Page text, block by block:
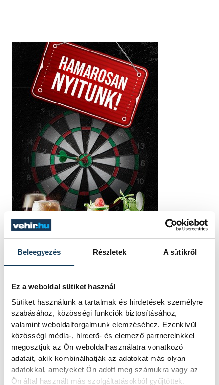
Beleegyezés Részletek A sütikről
Ez a weboldal sütiket használ
Sütiket használunk a tartalmak és hirdetések személyre
szabásához, közösségi funkciók biztosításához,
valamint weboldalforgalmunk elemzéséhez. Ezenkívül
közösségi média-, hirdető- és elemező partnereinkkel
megosztjuk az Ön weboldalhasználatra vonatkozó
adatait, akik kombinálhatják az adatokat más olyan
adatokkal, amelyeket Ön adott meg számukra vagy az
Ön által használt más szolgáltatásokból gyűjtöttek.